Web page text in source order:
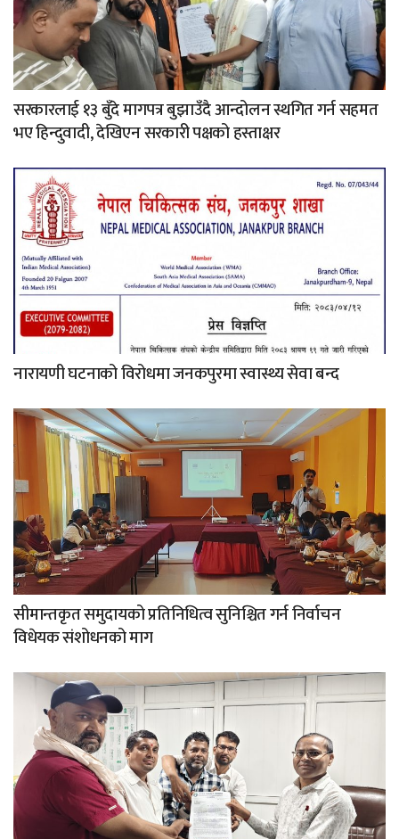
सरकारलाई १३ बुँदे मागपत्र बुझाउँदै आन्दोलन स्थगित गर्न सहमत
भए हिन्दुवादी, देखिएन सरकारी पक्षको हस्ताक्षर
नारायणी घटनाको विरोधमा जनकपुरमा स्वास्थ्य सेवा बन्द
सीमान्तकृत समुदायको प्रतिनिधित्व सुनिश्चित गर्न निर्वाचन
विधेयक संशोधनको माग